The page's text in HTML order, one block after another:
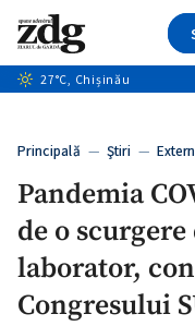
+6
Caută
27°C, Chișinău
Principală — Ştiri — Extern
Pandemia
de o
laborator,
Congresului